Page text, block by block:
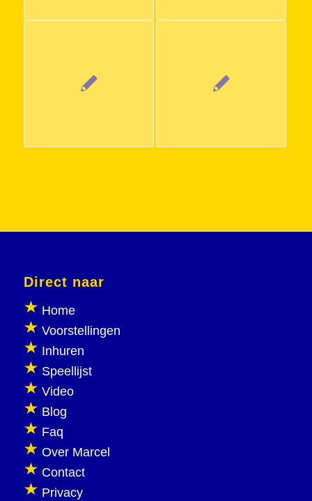
Direct naar
Home
Voorstellingen
Inhuren
Speellijst
Video
Blog
Faq
Over Marcel
Contact
Privacy